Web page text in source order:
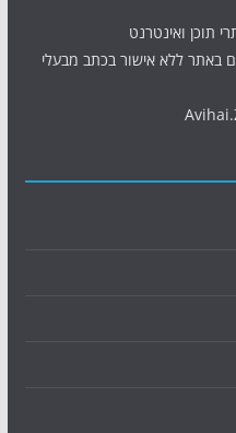
תוכן ואינטרנט
באתר ללא אישור בכתב מבעלי